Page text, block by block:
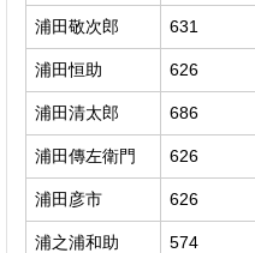
浦田敬次郎 631
浦田恒助 626
浦田清太郎 686
浦田傳左衛門 626
浦田彦市 626
浦之浦和助 574